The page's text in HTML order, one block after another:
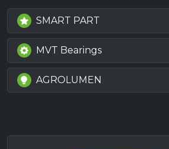
SMART PART
MVT Bearings
AGROLUMEN